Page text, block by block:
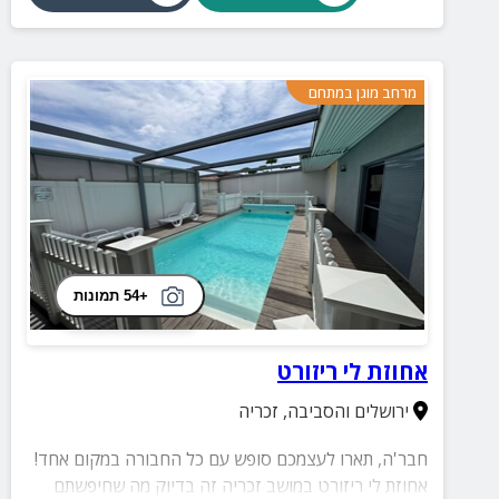
מרחב מוגן במתחם
+54 תמונות
אחוזת לי ריזורט
ירושלים והסביבה, זכריה
חבר'ה, תארו לעצמכם סופש עם כל החבורה במקום אחד!
אחוזת לי ריזורט במושב זכריה זה בדיוק מה שחיפשתם